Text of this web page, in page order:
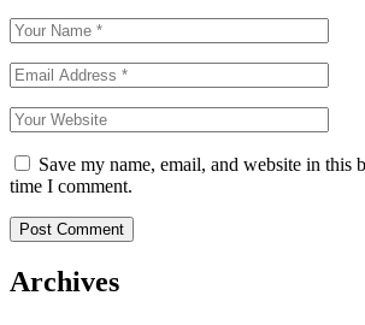
Save my name, email, and website in this
time I comment.
Archives